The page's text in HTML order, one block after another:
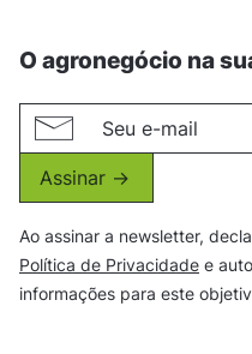
O agronegócio na
Assinar ->
Ao assinar a newsletter,
Política de Privacidade e
informações para este